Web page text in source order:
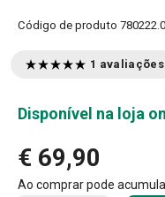
Código de produto
1 avaliações
Disponível na loja
€ 69,90
Ao comprar pode